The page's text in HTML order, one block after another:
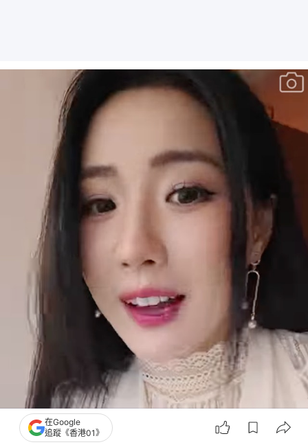
在Google
追蹤《香港01》